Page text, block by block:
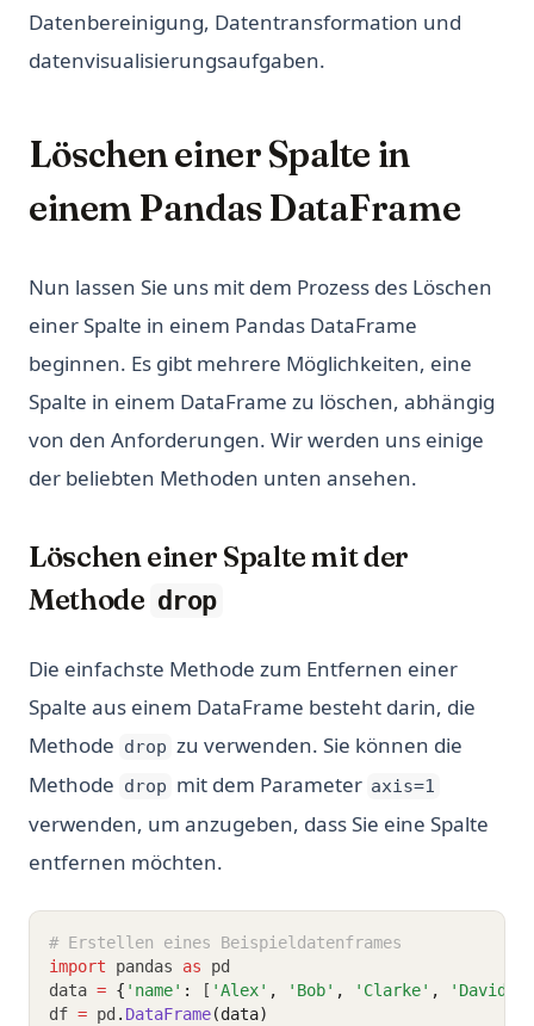
Datenbereinigung, Datentransformation und
datenvisualisierungsaufgaben.
Löschen einer Spalte in
einem Pandas DataFrame
Nun lassen Sie uns mit dem Prozess des Löschen
einer Spalte in einem Pandas DataFrame
beginnen. Es gibt mehrere Möglichkeiten, eine
Spalte in einem DataFrame zu löschen, abhängig
von den Anforderungen. Wir werden uns einige
der beliebten Methoden unten ansehen.
Löschen einer Spalte mit der
Methode drop
Die einfachste Methode zum Entfernen einer
Spalte aus einem DataFrame besteht darin, die
Methode drop zu verwenden. Sie können die
Methode drop mit dem Parameter axis=1
verwenden, um anzugeben, dass Sie eine Spalte
entfernen möchten.
# Erstellen eines Beispieldatenframes
import pandas as pd
data = { 'name' : [ 'Alex' , 'Bob' , 'Clarke' , 'David'
df = pd . DataFrame(data)